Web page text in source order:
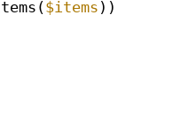
$items ))